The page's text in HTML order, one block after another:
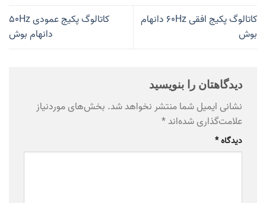
کاتالوگ پکیج افقی 60Hz دانهام
بوش
کاتالوگ پکیج عمودی 50Hz
دانهام بوش
دیدگاهتان را بنویسید
نشانی ایمیل شما منتشر نخواهد شد. بخش‌های موردنیاز
علامت‌گذاری شده‌اند*
دیدگاه*